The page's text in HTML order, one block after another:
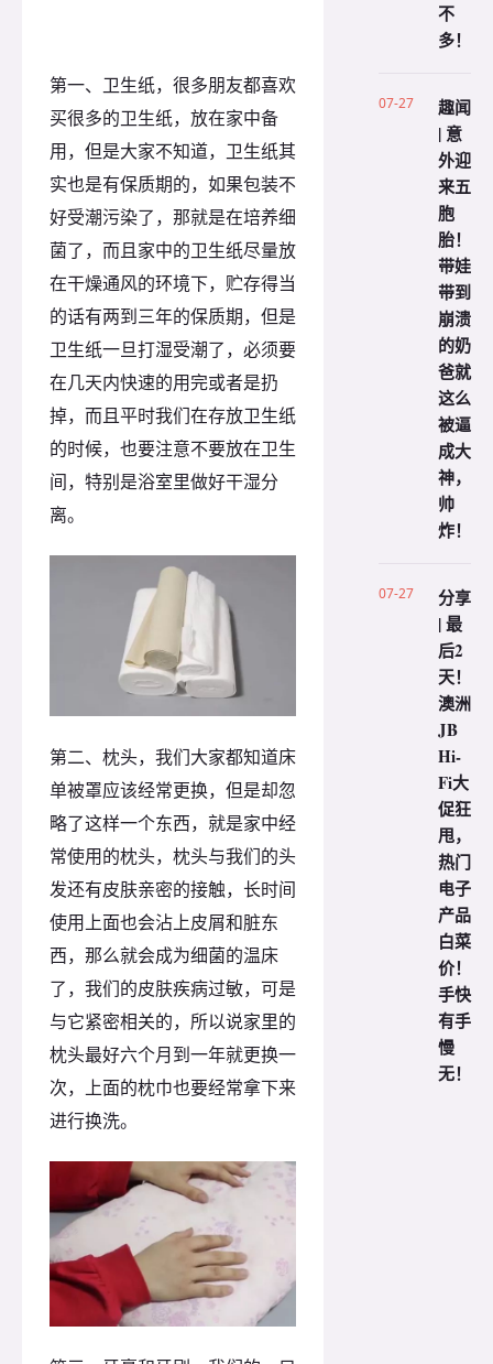
第一、卫生纸，很多朋友都喜欢
买很多的卫生纸，放在家中备
用，但是大家不知道，卫生纸其
实也是有保质期的，如果包装不
好受潮污染了，那就是在培养细
菌了，而且家中的卫生纸尽量放
在干燥通风的环境下，贮存得当
的话有两到三年的保质期，但是
卫生纸一旦打湿受潮了，必须要
在几天内快速的用完或者是扔
掉，而且平时我们在存放卫生纸
的时候，也要注意不要放在卫生
间，特别是浴室里做好干湿分
离。
第二、枕头，我们大家都知道床
单被罩应该经常更换，但是却忽
略了这样一个东西，就是家中经
常使用的枕头，枕头与我们的头
发还有皮肤亲密的接触，长时间
使用上面也会沾上皮屑和脏东
西，那么就会成为细菌的温床
了，我们的皮肤疾病过敏，可是
与它紧密相关的，所以说家里的
枕头最好六个月到一年就更换一
次，上面的枕巾也要经常拿下来
进行换洗。
不
多！
07-27
趣闻
| 意
外迎
来五
胞
胎！
带娃
带到
崩溃
的奶
爸就
这么
被逼
成大
神，
帅
炸！
07-27
分享
| 最
后2
天！
澳洲
JB
Hi-
Fi大
促狂
甩，
热门
电子
产品
白菜
价！
手快
有手
慢
无！